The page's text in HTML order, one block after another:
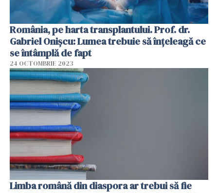
România, pe harta transplantului. Prof. dr.
Gabriel Onișcu: Lumea trebuie să înțeleagă ce
se întâmplă de fapt
24 OCTOMBRIE 2023
Limba română din diaspora ar trebui să fie